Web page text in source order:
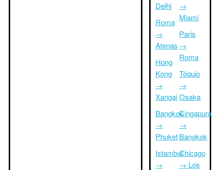
Delhi
Roma
→
Atenas
Hong
Kong
→
Xangai
Bangkok
→
Phuket
Istambul
→
→
Miami
Paris
→
Roma
Tóquio
→
Osaka
Cingapura
→
Bangkok
Chicago
→ Los